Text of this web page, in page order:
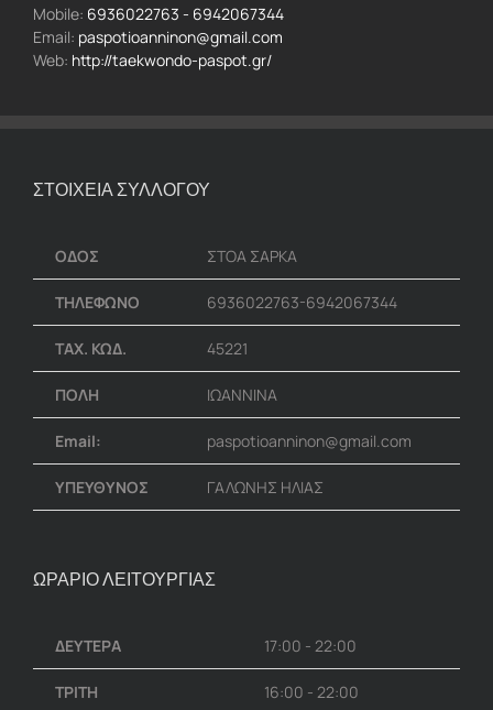
Mobile: 6936022763 - 6942067344
Email: paspotioanninon@gmail.com
Web: http://taekwondo-paspot.gr/
ΣΤΟΙΧΕΙΑ ΣΥΛΛΟΓΟΥ
ΟΔΟΣ ΣΤΟΑ ΣΑΡΚΑ
ΤΗΛΕΦΩΝΟ 6936022763-6942067344
ΤΑΧ. ΚΩΔ. 45221
ΠΟΛΗ ΙΩΑΝΝΙΝΑ
Email: paspotioanninon@gmail.com
ΥΠΕΥΘΥΝΟΣ ΓΑΛΩΝΗΣ ΗΛΙΑΣ
ΩΡΑΡΙΟ ΛΕΙΤΟΥΡΓΙΑΣ
ΔΕΥΤΕΡΑ 17:00 - 22:00
ΤΡΙΤΗ 16:00 - 22:00